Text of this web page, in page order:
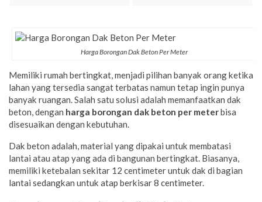
Harga Borongan Dak Beton Per Meter
Memiliki rumah bertingkat, menjadi pilihan banyak orang ketika
lahan yang tersedia sangat terbatas namun tetap ingin punya
banyak ruangan. Salah satu solusi adalah memanfaatkan dak
beton, dengan harga borongan dak beton per meterbisa
disesuaikan dengan kebutuhan.
Dak beton adalah, material yang dipakai untuk membatasi
lantai atau atap yang ada di bangunan bertingkat. Biasanya,
memiliki ketebalan sekitar 12 centimeter untuk dak di bagian
lantai sedangkan untuk atap berkisar 8 centimeter.